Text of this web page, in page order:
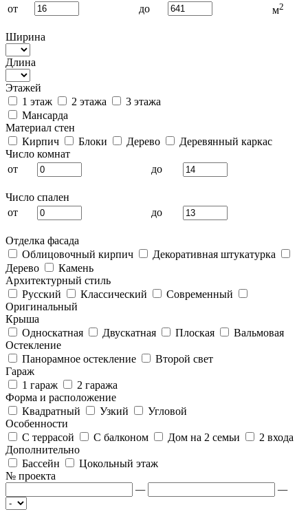
от
до м2
Ширина
Длина
Этажей
1 этаж
2 этажа
3 этажа
Мансарда
Материал стен
Кирпич
Блоки Дерево
Деревянный каркас
Число комнат
от
до
Число спален
от
до
Отделка фасада
Облицовочный кирпич
Декоративная штукатурка
Дерево
Камень
Архитектурный стиль
Русский
Классический
Современный
Оригинальный
Крыша
Односкатная
Двускатная Плоская
Вальмовая
Остекление
Панорамное остекление
Второй свет
Гараж
1 гараж
2 гаража
Форма и расположение
Квадратный
Узкий
Угловой
Особенности
С террасой
С балконом Дом на 2 семьи
2 входа
Дополнительно
Бассейн
Цокольный этаж
№ проекта
—
—